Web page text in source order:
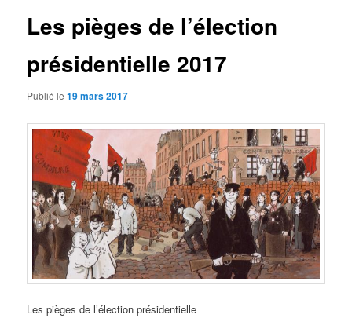
Les pièges de l’élection
présidentielle 2017
Publié le19 mars 2017
Les pièges de l’élection présidentielle